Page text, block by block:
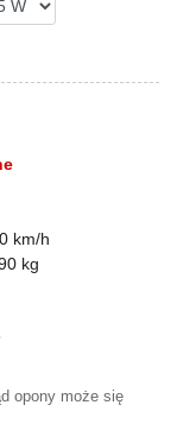
km/h
kg
opony może się